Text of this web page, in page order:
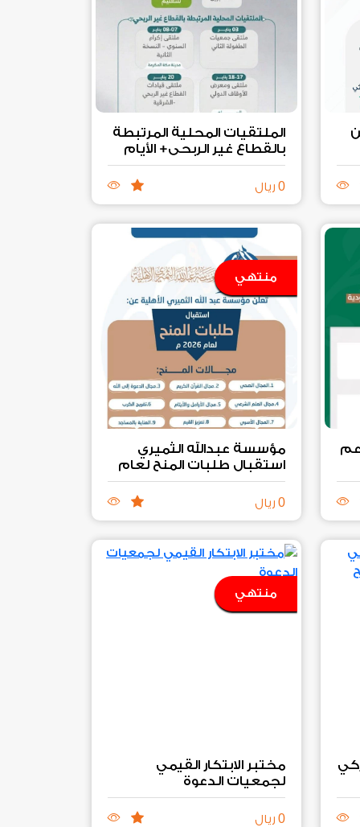
الملتقيات المحلية المرتبطة
بالقطاع غير الربحي+ الأيام
العالمية المرتبطة بالقطاع
غير الربحي
0 ريال
منتهي
مؤسسة عبدالله الثميري
استقبال طلبات المنح لعام
2026م
0 ريال
منتهي
مختبر الابتكار القيمي
لجمعيات الدعوة
0 ريال